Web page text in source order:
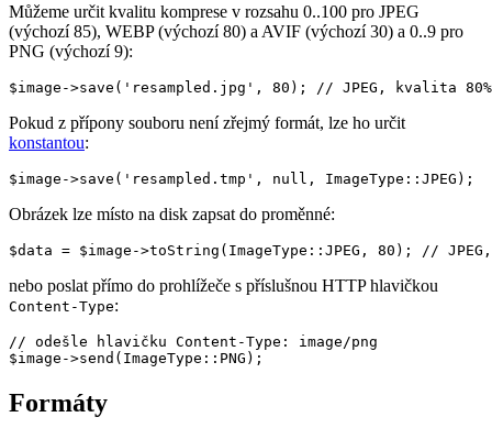
Můžeme určit kvalitu komprese v rozsahu 0..100 pro JPEG
(výchozí 85), WEBP (výchozí 80) a AVIF (výchozí 30) a 0..9 pro
PNG (výchozí 9):
Pokud z přípony souboru není zřejmý formát, lze ho určit
konstantou:
Obrázek lze místo na disk zapsat do proměnné:
nebo poslat přímo do prohlížeče s příslušnou HTTP hlavičkou
Content-Type:
// odešle hlavičku Content-Type: image/png
Formáty